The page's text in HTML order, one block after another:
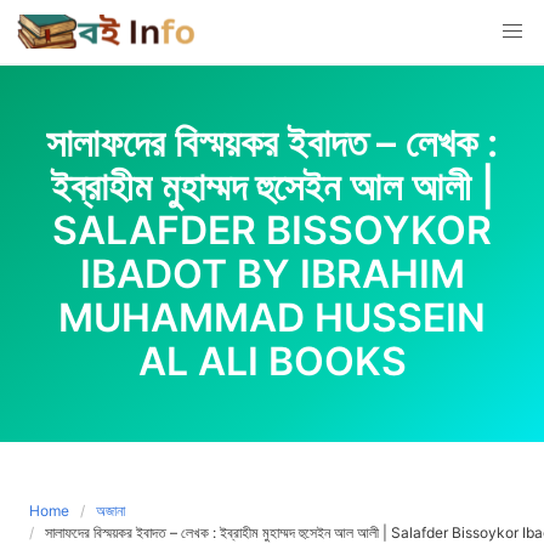
Skip
to
content
সালাফদের বিস্ময়কর ইবাদত – লেখক :
ইব্রাহীম মুহাম্মদ হুসেইন আল আলী |
SALAFDER BISSOYKOR
IBADOT BY IBRAHIM
MUHAMMAD HUSSEIN
AL ALI BOOKS
Home
অজানা
সালাফদের বিস্ময়কর ইবাদত – লেখক : ইব্রাহীম মুহাম্মদ হুসেইন আল আলী | Salafder